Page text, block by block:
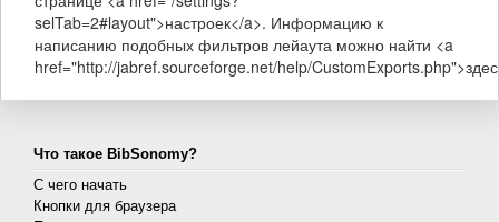
selTab=2#layout">настроек</a>. Информацию к
написанию подобных фильтров лейаута можно найти <a
href="http://jabref.sourceforge.net/help/
Что такое BibSonomy?
С чего начать
Кнопки для браузера